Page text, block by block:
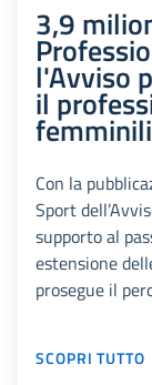
3,9
l'Avviso
il
femminili
Con la
Sport
supporto al
estensione
prosegue il
SCOPRI TUTTO